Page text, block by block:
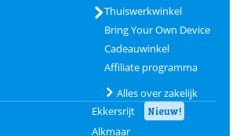
Thuiswerkwinkel
Bring Your Own Device
Cadeauwinkel
Affiliate programma
Alles over zakelijk
Ekkersrijt Nieuw!
Alkmaar